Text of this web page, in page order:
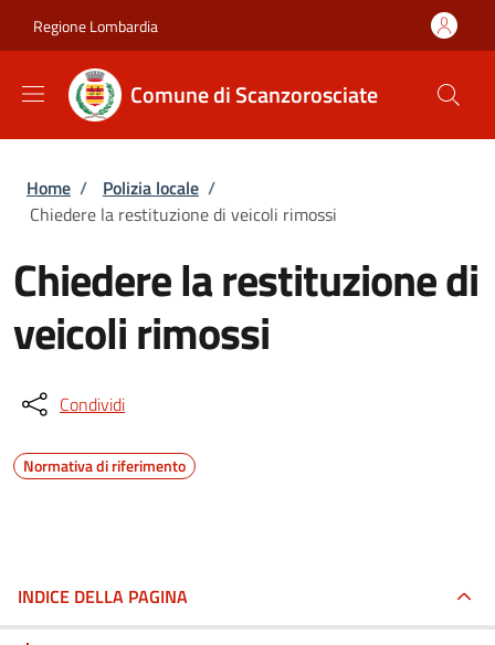
Regione Lombardia
Comune di Scanzorosciate
Briciole di pane
Home / Polizia locale /
Chiedere la restituzione di veicoli rimossi
Chiedere la restituzione di
veicoli rimossi
Condividi
Normativa di riferimento
INDICE DELLA PAGINA